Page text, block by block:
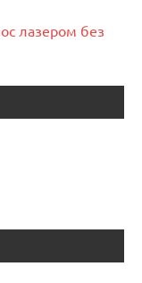
лазером без